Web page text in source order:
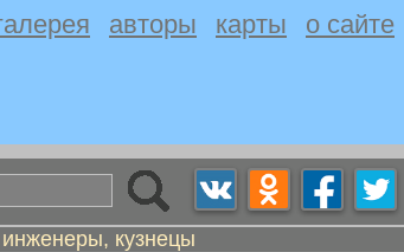
авторы карты о сайте
кузнецы